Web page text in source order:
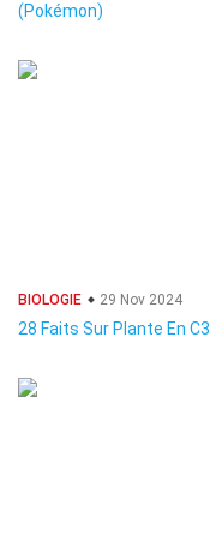
(Pokémon)
BIOLOGIE 29 Nov 2024
28 Faits Sur Plante En C3